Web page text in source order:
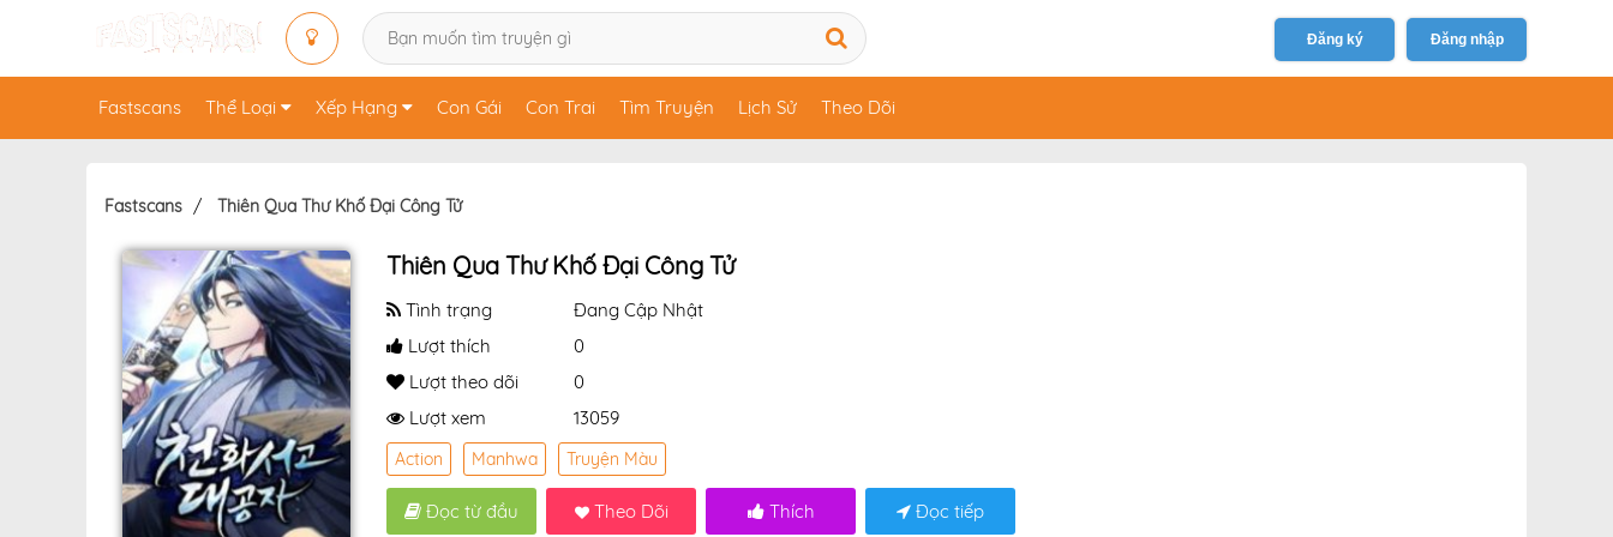
Đăng ký Đăng nhập
Fastscans Thể Loại Xếp Hạng Con Gái Con Trai Tìm Truyện Lịch Sử Theo Dõi
Fastscans Thiên Qua Thư Khố Đại Công Tử
Thiên Qua Thư Khố Đại Công Tử
Tình trạng
Đang Cập Nhật
Lượt thích
0
Lượt theo dõi
0
Lượt xem
13059
Action Manhwa Truyện Màu
Đọc từ đầu Theo Dõi Thích Đọc tiếp